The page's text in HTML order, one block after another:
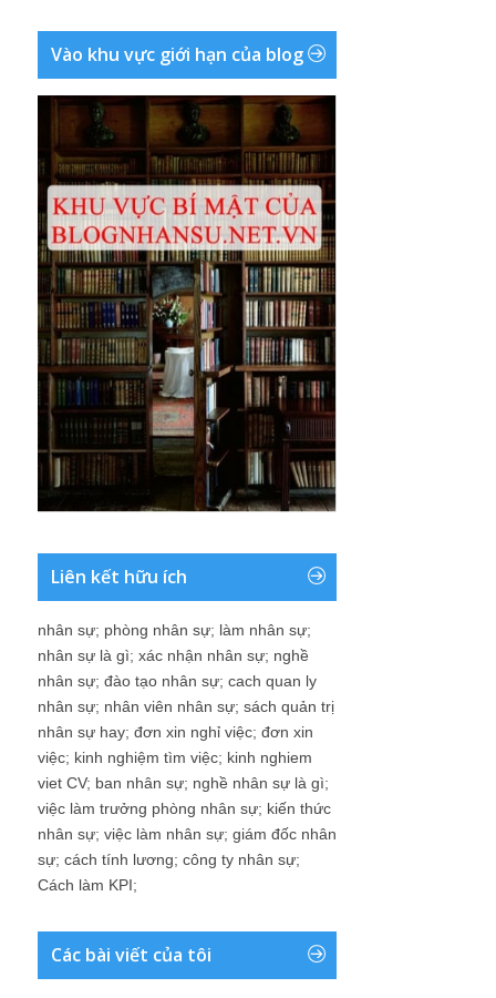
Vào khu vực giới hạn của blog
Liên kết hữu ích
nhân sự; phòng nhân sự; làm nhân sự;
nhân sự là gì; xác nhận nhân sự; nghề
nhân sự; đào tạo nhân sự; cach quan ly
nhân sự; nhân viên nhân sự; sách quản trị
nhân sự hay; đơn xin nghỉ việc; đơn xin
việc; kinh nghiệm tìm việc; kinh nghiem
viet CV; ban nhân sự; nghề nhân sự là gì;
việc làm trưởng phòng nhân sự; kiến thức
nhân sự; việc làm nhân sự; giám đốc nhân
sự; cách tính lương; công ty nhân sự;
Cách làm KPI;
Các bài viết của tôi